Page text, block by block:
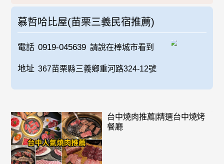
慕哲哈比屋(苗栗三義民宿推薦)
電話 0919-045639 請說在棒城市看到
地址 367苗栗縣三義鄉重河路324-12號
台中燒肉推薦|精選台中燒烤
餐廳